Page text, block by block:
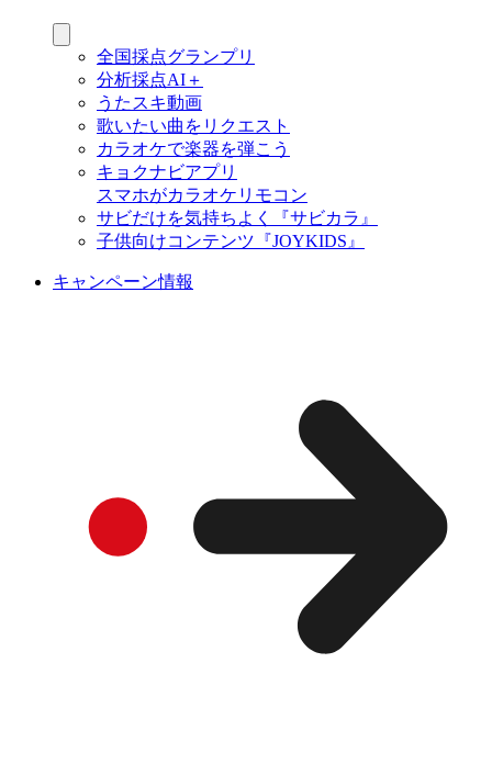
全国採点グランプリ
分析採点AI＋
うたスキ動画
歌いたい曲をリクエスト
カラオケで楽器を弾こう
キョクナビアプリ
スマホがカラオケリモコン
サビだけを気持ちよく『サビカラ』
子供向けコンテンツ『JOYKIDS』
キャンペーン情報